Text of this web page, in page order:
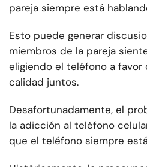
pareja siempre está
Esto puede generar
miembros de la pareja
eligiendo el teléfono a
calidad juntos.
Desafortunadamente, el
la adicción al teléfono
que el teléfono siempre